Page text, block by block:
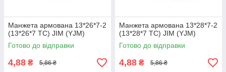
Манжета армована 13*26*7-2
(13*26*7 TC) JIM (YJM)
Готово до відправки
4,88 ₴ 5,86 ₴
Манжета армована 13*28*7-2
(13*28*7 TC) JIM (YJM)
Готово до відправки
4,88 ₴ 5,86 ₴